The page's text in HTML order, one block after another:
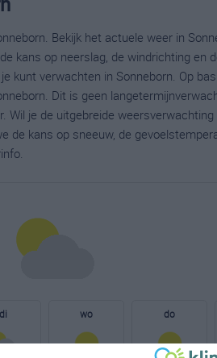
Bekijk het actuele weer in
kans op neerslag, de windrichting en
kunt verwachten in Sonneborn. Op
Dit is geen
Wil je de uitgebreide weersverwachting
de kans op sneeuw, de
di wo do